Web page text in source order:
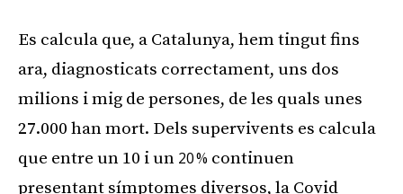
Es calcula que, a Catalunya, hem tingut fins
ara, diagnosticats correctament, uns dos
milions i mig de persones, de les quals unes
27.000 han mort. Dels supervivents es calcula
que entre un 10 i un 20 % continuen
presentant símptomes diversos, la Covid